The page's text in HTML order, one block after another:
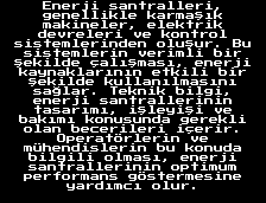
Enerji santralleri,
genellikle karmaşık
makineler, elektrik
devreleri ve kontrol
sistemlerinden oluşur. Bu
sistemlerin verimli bir
şekilde çalışması, enerji
kaynaklarının etkili bir
şekilde kullanılmasını
sağlar. Teknik bilgi,
enerji santrallerinin
tasarımı, işleyişi ve
bakımı konusunda gerekli
olan becerileri içerir.
Operatörlerin ve
mühendislerin bu konuda
bilgili olması, enerji
santrallerinin optimum
performans göstermesine
yardımcı olur.